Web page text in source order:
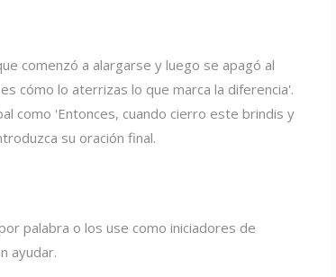
comenzó a alargarse y luego se apagó al
cómo lo aterrizas lo que marca la diferencia'.
como 'Entonces, cuando cierro este brindis y
su oración final.
palabra o los use como iniciadores de
ayudar.